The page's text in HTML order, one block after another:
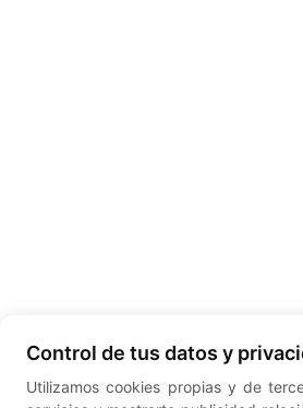
Control de tus datos y
Utilizamos cookies propias y de